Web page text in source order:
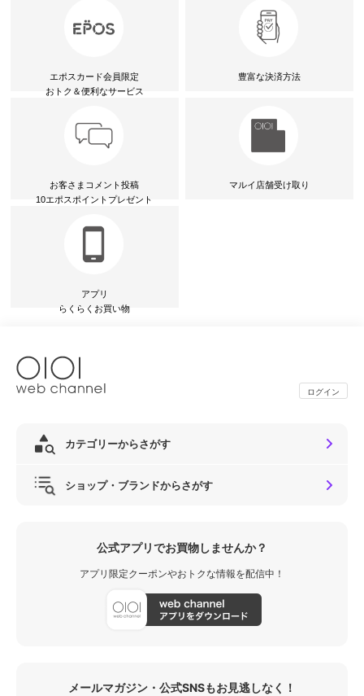
エポスカード会員限定
おトク＆便利なサービス
豊富な決済方法
お客さまコメント投稿
10エポスポイントプレゼント
マルイ店舗受け取り
アプリ
らくらくお買い物
ログイン
カテゴリーからさがす
ショップ・ブランドからさがす
公式アプリでお買物しませんか？
アプリ限定クーポンやおトクな情報を配信中！
メールマガジン・公式SNSもお見逃しなく！